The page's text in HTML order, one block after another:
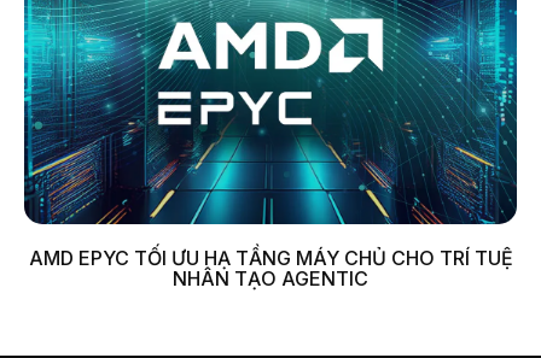
AMD EPYC TỐI ƯU HẠ TẦNG MÁY CHỦ CHO TRÍ TUỆ
NHÂN TẠO AGENTIC